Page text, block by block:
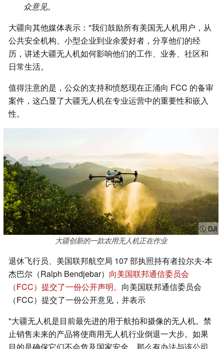
众意见。
大疆向其他媒体表示："我们鼓励所有美国无人机用户，从
公共安全机构、小型企业到业余爱好者，分享他们的经
历，讲述大疆无人机如何影响他们的工作、业务、社区和
日常生活。
值得注意的是，公众的支持和愤怒现在正涌向 FCC 的备审
案件，这凸显了大疆无人机在专业运营中的重要性和嵌入
性。
ⓘ DJI
大疆创新的一款农用无人机正在作业
退休飞行员、美国联邦航空局 107 部执照持有者拉尔夫-本
杰巴尔（Ralph Bendjebar） 向美国联邦通信委员会
（FCC）提交了一份公开声明。 向美国联邦通信委员会
（FCC）提交了一份公开意见，并表示
"大疆无人机是目前最先进的用于航拍和摄像的无人机。禁
止销售未来的产品将使商用无人机行业倒退一大步。如果
目的是确保它们不会危及国家安全，那么有办法与该公司